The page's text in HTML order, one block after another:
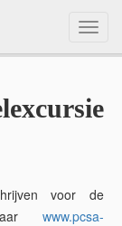
voor de
www.pcsa-